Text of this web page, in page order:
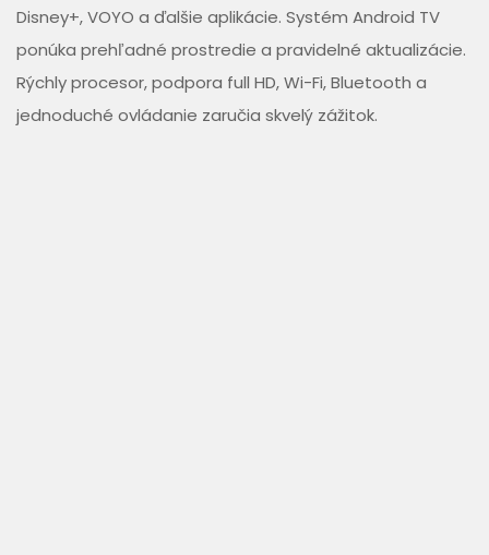
Disney+, VOYO a ďalšie aplikácie. Systém Android TV
ponúka prehľadné prostredie a pravidelné aktualizácie.
Rýchly procesor, podpora full HD, Wi-Fi, Bluetooth a
jednoduché ovládanie zaručia skvelý zážitok.